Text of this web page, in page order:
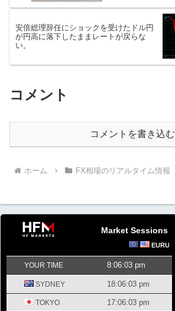
安倍総理辞任にショックを受けたドル円
が円高に落下したままレートが戻らな
い。
コメント
コメントを書き込む
ホーム FX相場のリアルタイム情報
Market Sessions